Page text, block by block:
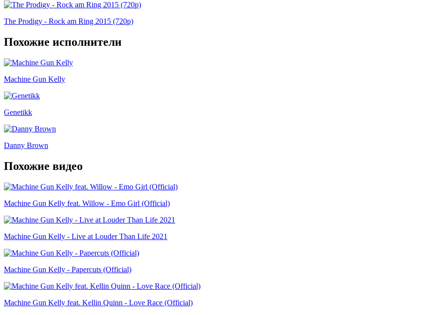
The Prodigy - Rock am Ring 2015 (720p)
Похожие исполнители
Machine Gun Kelly
Genetikk
Danny Brown
Похожие видео
Machine Gun Kelly feat. Willow - Emo Girl (Official)
Machine Gun Kelly - Live at Louder Than Life 2021
Machine Gun Kelly - Papercuts (Official)
Machine Gun Kelly feat. Kellin Quinn - Love Race (Official)